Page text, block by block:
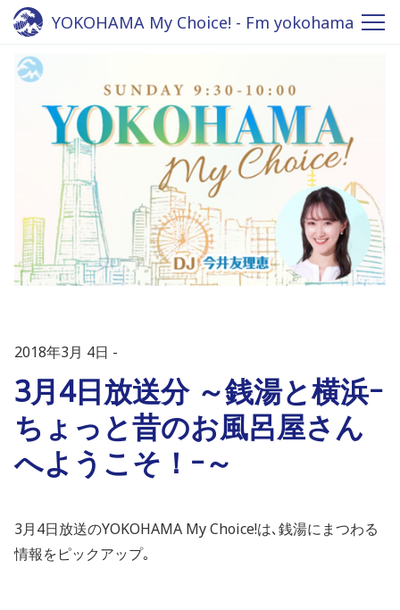
YOKOHAMA My Choice! - Fm yokohama
2018年3月 4日
3月4日放送分 ～銭湯と横浜ｰ
ちょっと昔のお風呂屋さん
へようこそ！ｰ～
3月4日放送のYOKOHAMA My Choice!は､銭湯にまつわる
情報をピックアップ｡